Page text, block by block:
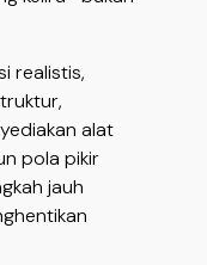
realistis,
alat
pola pikir
jauh